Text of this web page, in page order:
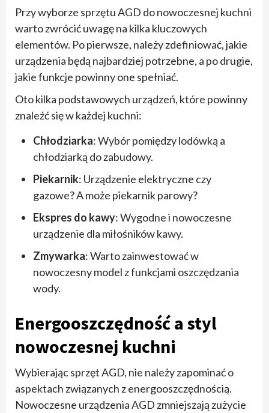
Przy wyborze sprzętu AGD do nowoczesnej kuchni
warto zwrócić uwagę na kilka kluczowych
elementów. Po pierwsze, należy zdefiniować, jakie
urządzenia będą najbardziej potrzebne, a po drugie,
jakie funkcje powinny one spełniać.
Oto kilka podstawowych urządzeń, które powinny
znaleźć się w każdej kuchni:
Chłodziarka: Wybór pomiędzy lodówką a
chłodziarką do zabudowy.
Piekarnik: Urządzenie elektryczne czy
gazowe? A może piekarnik parowy?
Ekspres do kawy: Wygodne i nowoczesne
urządzenie dla miłośników kawy.
Zmywarka: Warto zainwestować w
nowoczesny model z funkcjami oszczędzania
wody.
Energooszczędność a styl
nowoczesnej kuchni
Wybierając sprzęt AGD, nie należy zapominać o
aspektach związanych z energooszczędnością.
Nowoczesne urządzenia AGD zmniejszają zużycie